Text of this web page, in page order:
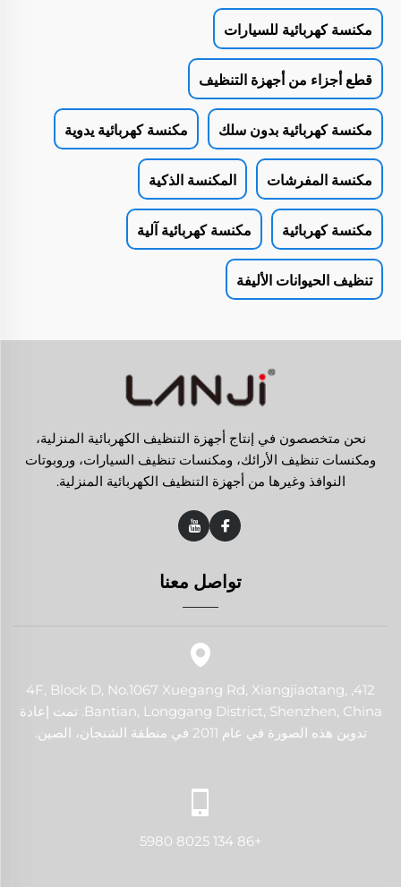
مكنسة كهربائية للسيارات
قطع أجزاء من أجهزة التنظيف
مكنسة كهربائية بدون سلك مكنسة كهربائية يدوية
مكنسة المفرشات المكنسة الذكية
مكنسة كهربائية مكنسة كهربائية آلية
تنظيف الحيوانات الأليفة
نحن متخصصون في إنتاج أجهزة التنظيف الكهربائية المنزلية،
ومكنسات تنظيف الأرائك، ومكنسات تنظيف السيارات، وروبوتات
النوافذ وغيرها من أجهزة التنظيف الكهربائية المنزلية.
تواصل معنا
412, 4F, Block D, No.1067 Xuegang Rd, Xiangjiaotang,
Bantian, Longgang District, Shenzhen, China. تمت إعادة
تدوين هذه الصورة في عام 2011 في منطقة الشنجان، الصين.
+86 134 8025 5980